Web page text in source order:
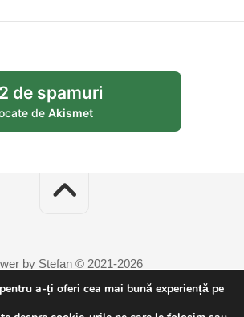
de spamuri
de Akismet
by Stefan © 2021-2026
a-ți oferi cea mai bună experiență pe